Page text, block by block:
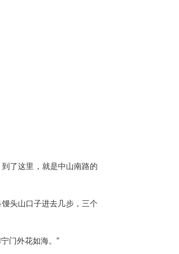
了这里，就是中山南路的
头山口子进去几步，三个
门外花如海。”